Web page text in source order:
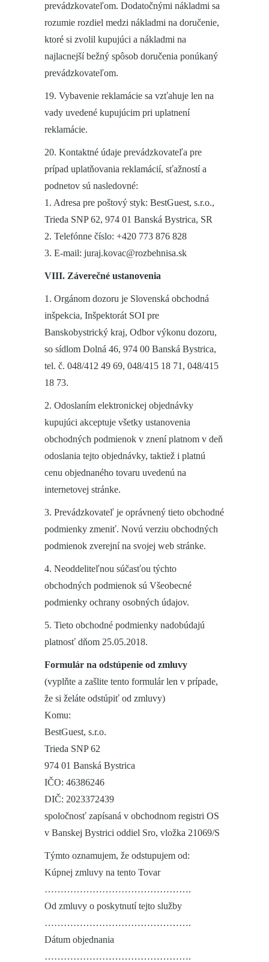
prevádzkovateľom. Dodatočnými nákladmi sa
rozumie rozdiel medzi nákladmi na doručenie,
ktoré si zvolil kupujúci a nákladmi na
najlacnejší bežný spôsob doručenia ponúkaný
prevádzkovateľom.
19. Vybavenie reklamácie sa vzťahuje len na
vady uvedené kupujúcim pri uplatnení
reklamácie.
20. Kontaktné údaje prevádzkovateľa pre
prípad uplatňovania reklamácií, sťažností a
podnetov sú nasledovné:
1. Adresa pre poštový styk: BestGuest, s.r.o.,
Trieda SNP 62, 974 01 Banská Bystrica, SR
2. Telefónne číslo: +420 773 876 828
3. E-mail: juraj.kovac@rozbehnisa.sk
VIII. Záverečné ustanovenia
1. Orgánom dozoru je Slovenská obchodná
inšpekcia, Inšpektorát SOI pre
Banskobystrický kraj, Odbor výkonu dozoru,
so sídlom Dolná 46, 974 00 Banská Bystrica,
tel. č. 048/412 49 69, 048/415 18 71, 048/415
18 73.
2. Odoslaním elektronickej objednávky
kupujúci akceptuje všetky ustanovenia
obchodných podmienok v znení platnom v deň
odoslania tejto objednávky, taktiež i platnú
cenu objednaného tovaru uvedenú na
internetovej stránke.
3. Prevádzkovateľ je oprávnený tieto obchodné
podmienky zmeniť. Novú verziu obchodných
podmienok zverejní na svojej web stránke.
4. Neoddeliteľnou súčasťou týchto
obchodných podmienok sú Všeobecné
podmienky ochrany osobných údajov.
5. Tieto obchodné podmienky nadobúdajú
platnosť dňom 25.05.2018.
Formulár na odstúpenie od zmluvy
(vyplňte a zašlite tento formulár len v prípade,
že si želáte odstúpiť od zmluvy)
Komu:
BestGuest, s.r.o.
Trieda SNP 62
974 01 Banská Bystrica
IČO: 46386246
DIČ: 2023372439
spoločnosť zapísaná v obchodnom registri OS
v Banskej Bystrici oddiel Sro, vložka 21069/S
Týmto oznamujem, že odstupujem od:
Kúpnej zmluvy na tento Tovar
……………………………………….
Od zmluvy o poskytnutí tejto služby
……………………………………….
Dátum objednania
……………………………………….